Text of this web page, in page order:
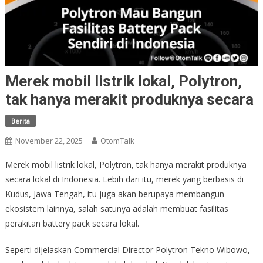
Merek mobil listrik lokal, Polytron,
tak hanya merakit produknya secara
Berita
November 22, 2025 OtomTalk
Merek mobil listrik lokal, Polytron, tak hanya merakit produknya
secara lokal di Indonesia. Lebih dari itu, merek yang berbasis di
Kudus, Jawa Tengah, itu juga akan berupaya membangun
ekosistem lainnya, salah satunya adalah membuat fasilitas
perakitan battery pack secara lokal.
Seperti dijelaskan Commercial Director Polytron Tekno Wibowo,